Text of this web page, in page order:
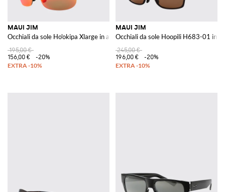
MAUI JIM
Occhiali da sole Ho'okipa Xlarge in acetato
195,00 €
156,00 €
-20%
MAUI JIM
Occhiali da sole Hoopili H683-01 in
245,00 €
196,00 €
-20%